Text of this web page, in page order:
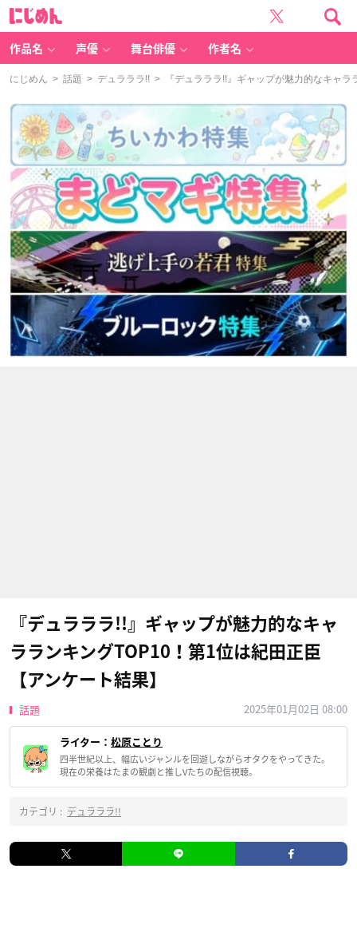
作品名 声優 舞台俳優 作者名
にじめん > 話題 > デュラララ!! > 『デュラララ!!』ギャップが魅力的なキャラ
『デュラララ!!』ギャップが魅力的なキャ
ラランキングTOP10！第1位は紀田正臣
【アンケート結果】
話題 2025年01月02日 08:00
ライター： 松原ことり
四半世紀以上、幅広いジャンルを回遊しながらオタクをやってきた。
現在の栄養はたまの観劇と推しVたちの配信視聴。
カテゴリ : デュラララ!!